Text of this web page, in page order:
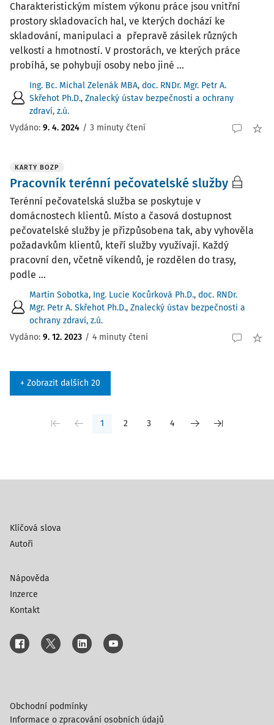
Charakteristickým místem výkonu práce jsou vnitřní
prostory skladovacích hal, ve kterých dochází ke
skladování, manipulaci a přepravě zásilek různých
velkostí a hmotností. V prostorách, ve kterých práce
probíhá, se pohybují osoby nebo jiné ...
Ing. Bc. Michal Zelenák MBA, doc. RNDr. Mgr. Petr A.
Skřehot Ph.D., Znalecký ústav bezpečnosti a ochrany
zdraví, z.ú.
Vydáno: 9. 4. 2024 / 3 minuty čtení
KARTY BOZP
Pracovník terénní pečovatelské služby
Terénní pečovatelská služba se poskytuje v
domácnostech klientů. Místo a časová dostupnost
pečovatelské služby je přizpůsobena tak, aby vyhověla
požadavkům klientů, kteří služby využívají. Každý
pracovní den, včetně víkendů, je rozdělen do trasy,
podle ...
Martin Sobotka, Ing. Lucie Kocůrková Ph.D., doc. RNDr.
Mgr. Petr A. Skřehot Ph.D., Znalecký ústav bezpečnosti a
ochrany zdraví, z.ú.
Vydáno: 9. 12. 2023 / 4 minuty čtení
+ Zobrazit dalších 20
1 2 3 4
Klíčová slova
Autoři
Nápověda
Inzerce
Kontakt
Obchodní podmínky
Informace o zpracování osobních údajů